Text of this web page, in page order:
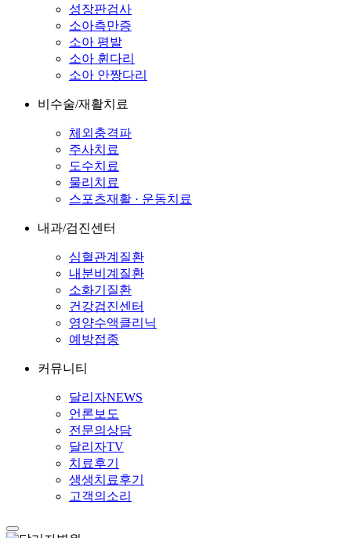
성장판검사
소아측만증
소아 평발
소아 휜다리
소아 안짱다리
비수술/재활치료
체외충격파
주사치료
도수치료
물리치료
스포츠재활 · 운동치료
내과/검진센터
심혈관계질환
내분비계질환
소화기질환
건강검진센터
영양수액클리닉
예방접종
커뮤니티
달리자NEWS
언론보도
전문의상담
달리자TV
치료후기
생생치료후기
고객의소리